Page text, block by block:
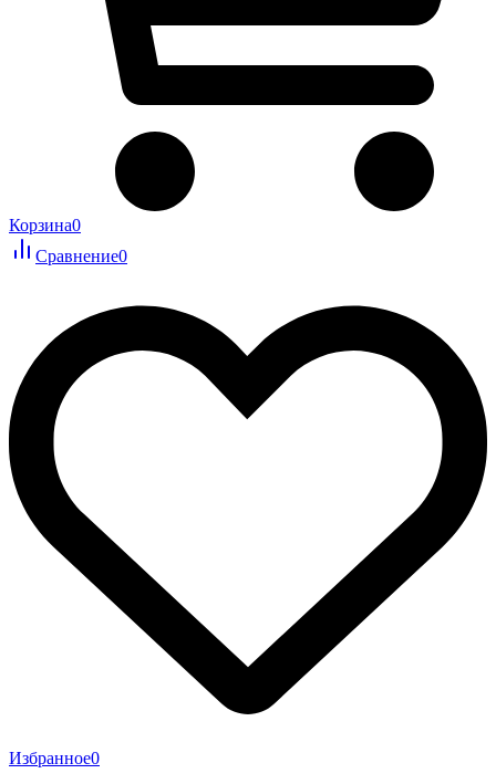
Корзина0
Сравнение0
Избранное0